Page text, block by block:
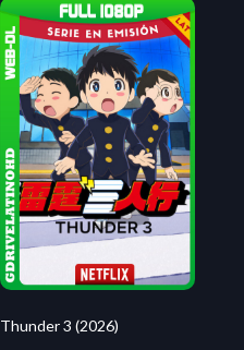
Thunder 3 (2026)